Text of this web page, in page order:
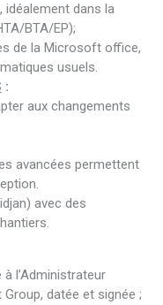
dans la
BTA/EP);
de la Microsoft office,
usuels.
:
aux changements
avancées permettent
avec des
l’Administrateur
datée et signée ;